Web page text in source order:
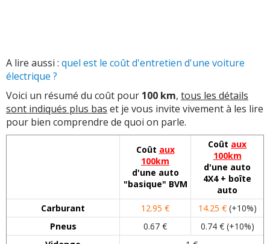
A lire aussi : quel est le coût d'entretien d'une voiture
électrique ?
Voici un résumé du coût pour 100 km, tous les détails
sont indiqués plus bas et je vous invite vivement à les lire
pour bien comprendre de quoi on parle.
Coût aux
100km
d'une auto
"basique" BVM
Coût aux
100km
d'une auto
4X4 + boîte
auto
Carburant
12.95 € 14.25 €(+10%)
Pneus
0.67 €
0.74 € (+10%)